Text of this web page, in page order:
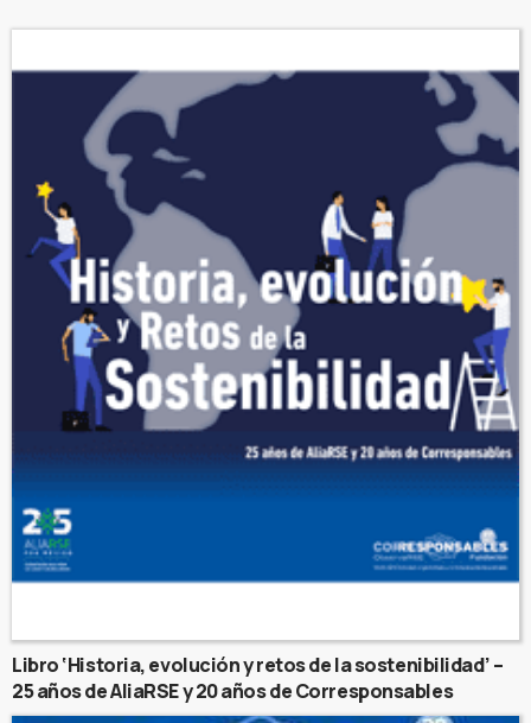
Libro ‘Historia, evolución y retos de la sostenibilidad’ –
25 años de AliaRSE y 20 años de Corresponsables